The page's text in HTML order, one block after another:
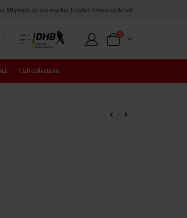
50 years on the marketTrusted Shops certified
Official
partner
of
Cart
0items
Club collections